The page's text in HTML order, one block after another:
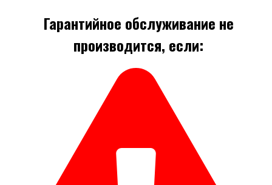
Гарантийное обслуживание не
производится, если: